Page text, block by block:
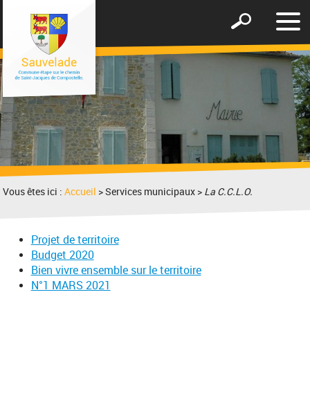
le
Afficher
formulaire
Vous êtes ici :Accueil > Services municipaux > La C.C.L.O.
Projet de territoire
Budget 2020
Bien vivre ensemble sur le territoire
N°1 MARS 2021